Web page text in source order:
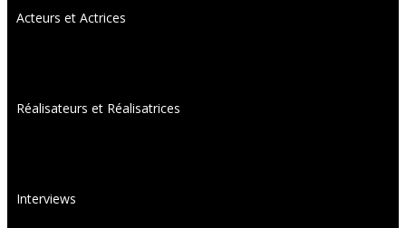
Acteurs et Actrices
Réalisateurs et Réalisatrices
Interviews